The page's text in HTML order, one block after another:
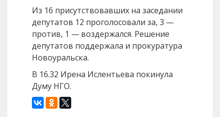
Из 16 присутствовавших на заседании
депутатов 12 проголосовали за, 3 —
против, 1 — воздержался. Решение
депутатов поддержала и прокуратура
Новоуральска.
В 16.32 Ирена Ислентьева покинула
Думу НГО.